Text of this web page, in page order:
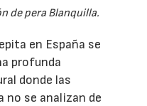
de pera Blanquilla.
en España se
profunda
donde las
no se analizan de